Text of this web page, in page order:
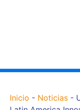
Inicio - Noticias -